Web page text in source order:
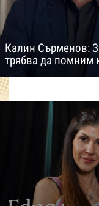
Калин Сърменов:
трябва да помним